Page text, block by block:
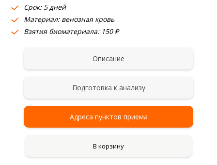
Партнерам
Срок: 5 дней
Материал: венозная кровь
Взятия биоматериала: 150 ₽
Описание
Подготовка к анализу
Адреса пунктов приема
В корзину